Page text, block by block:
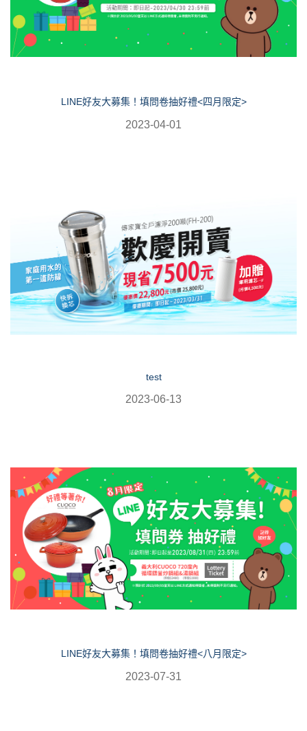
LINE好友大募集！填問卷抽好禮<四月限定>
2023-04-01
test
2023-06-13
LINE好友大募集！填問卷抽好禮<八月限定>
2023-07-31